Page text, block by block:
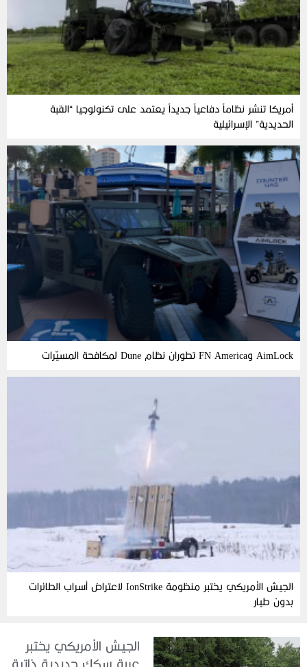
أمريكا تنشر نظاماً دفاعياً جديداً يعتمد على تكنولوجيا “القبة
الحديدية” الإسرائيلية
AimLock وFN America تطوران نظام Dune لمكافحة المسيّرات
الجيش الأمريكي يختبر منظومة IonStrike لاعتراض أسراب الطائرات
بدون طيار
الجيش الأمريكي يختبر
عربة سكك حديدية ذاتية